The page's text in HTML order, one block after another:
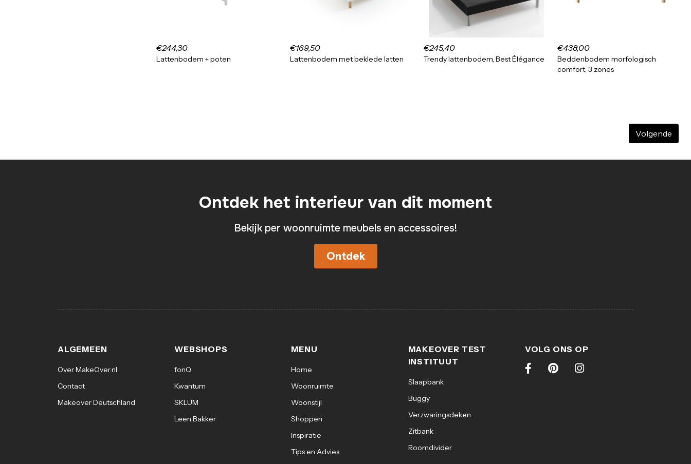
€244,30
Lattenbodem + poten
€169,50
Lattenbodem met beklede latten
€245,40
Trendy lattenbodem, Best Élégance
€438,00
Beddenbodem morfologisch
comfort, 3 zones
Volgende
Ontdek het interieur van dit moment
Bekijk per woonruimte meubels en accessoires!
Ontdek
ALGEMEEN
Over MakeOver.nl
Contact
Makeover Deutschland
WEBSHOPS
fonQ
Kwantum
SKLUM
Leen Bakker
MENU
Home
Woonruimte
Woonstijl
Shoppen
Inspiratie
Tips en Advies
MAKEOVER TEST
INSTITUUT
Slaapbank
Buggy
Verzwaringsdeken
Zitbank
Roomdivider
VOLG ONS OP